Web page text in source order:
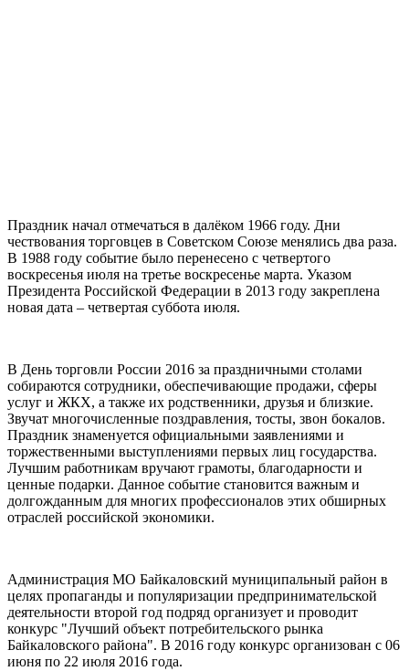
Праздник начал отмечаться в далёком 1966 году. Дни
чествования торговцев в Советском Союзе менялись два раза.
В 1988 году событие было перенесено с четвертого
воскресенья июля на третье воскресенье марта. Указом
Президента Российской Федерации в 2013 году закреплена
новая дата – четвертая суббота июля.
В День торговли России 2016 за праздничными столами
собираются сотрудники, обеспечивающие продажи, сферы
услуг и ЖКХ, а также их родственники, друзья и близкие.
Звучат многочисленные поздравления, тосты, звон бокалов.
Праздник знаменуется официальными заявлениями и
торжественными выступлениями первых лиц государства.
Лучшим работникам вручают грамоты, благодарности и
ценные подарки. Данное событие становится важным и
долгожданным для многих профессионалов этих обширных
отраслей российской экономики.
Администрация МО Байкаловский муниципальный район в
целях пропаганды и популяризации предпринимательской
деятельности второй год подряд организует и проводит
конкурс "Лучший объект потребительского рынка
Байкаловского района". В 2016 году конкурс организован с 06
июня по 22 июля 2016 года.